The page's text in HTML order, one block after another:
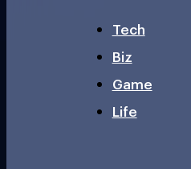
Tech
Biz
Game
Life